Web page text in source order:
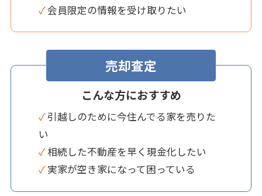
✓ 会員限定の情報を受け取りたい
売却査定
こんな方におすすめ
✓ 引越しのために今住んでる家を売りた
い
✓ 相続した不動産を早く現金化したい
✓ 実家が空き家になって困っている